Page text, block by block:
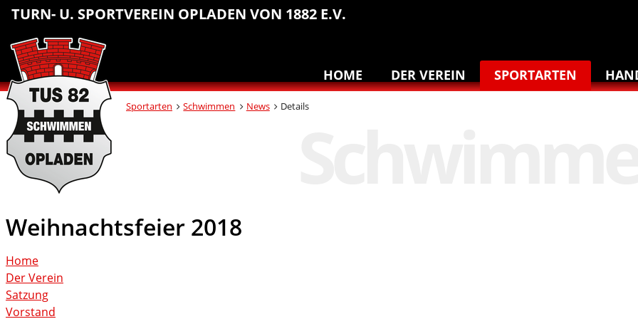
Sprungmarken
Inhalt
Hauptnavigation
Abteilungsnavigation
Fußbereich
TURN- U. SPORTVEREIN OPLADEN VON 1882 E.V.
HOME DER VEREIN SPORTARTEN
Sportarten Schwimmen News Details
Weihnachtsfeier 2018
Home
Der Verein
Satzung
Vorstand